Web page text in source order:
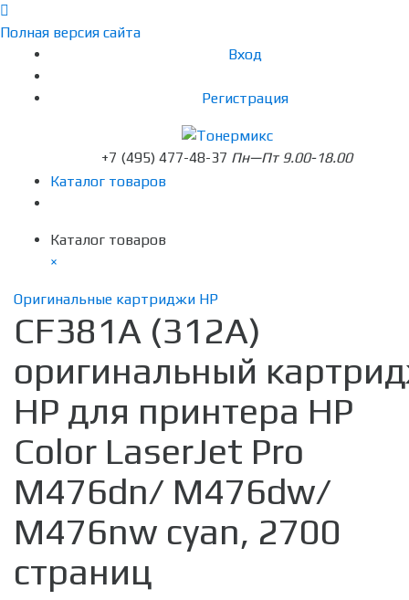
Полная версия сайта
Вход
Регистрация
+7 (495) 477-48-37 Пн—Пт 9.00-18.00
Каталог товаров
Каталог товаров
×
Оригинальные картриджи HP
CF381A (312A)
оригинальный
HP для принтера HP
Color LaserJet Pro
M476dn/ M476dw/
M476nw cyan, 2700
страниц